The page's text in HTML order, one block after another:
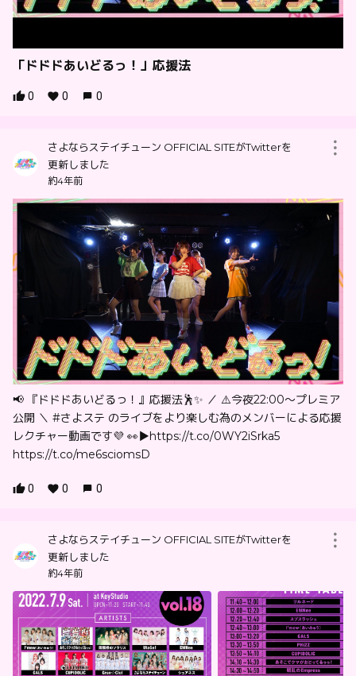
「ドドドあいどるっ！」応援法
0 0 0
さよならステイチューン OFFICIAL SITEがTwitterを
更新しました
約4年前
📢 『ドドドあいどるっ！』応援法🕺✨ ／ ⚠️今夜22:00〜プレミア
公開 ＼ #さよステ のライブをより楽しむ為のメンバーによる応援
レクチャー動画です💜 👀▶︎https://t.co/0WY2iSrka5
https://t.co/me6sciomsD
0 0 0
さよならステイチューン OFFICIAL SITEがTwitterを
更新しました
約4年前